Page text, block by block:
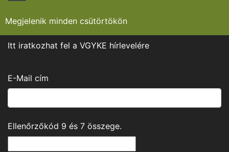
Megjelenik minden csütörtökön
Itt iratkozhat fel a VGYKE hírlevelére
E-Mail cím
Ellenőrzőkód 9 és 7 összege.